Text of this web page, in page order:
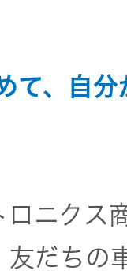
て、自
ロニクス
友だちの